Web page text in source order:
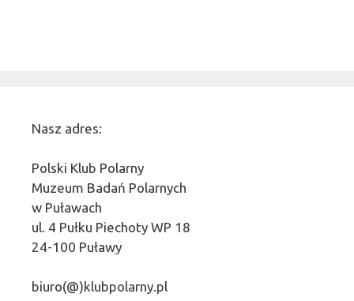
Nasz adres:
Polski Klub Polarny
Muzeum Badań Polarnych
w Puławach
ul. 4 Pułku Piechoty WP 18
24-100 Puławy
biuro(@)klubpolarny.pl